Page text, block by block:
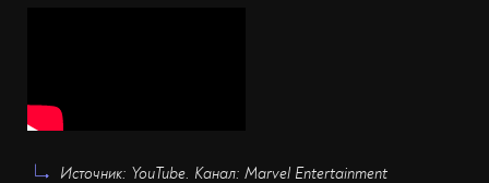
Источник: YouTube. Канал: Marvel Entertainment